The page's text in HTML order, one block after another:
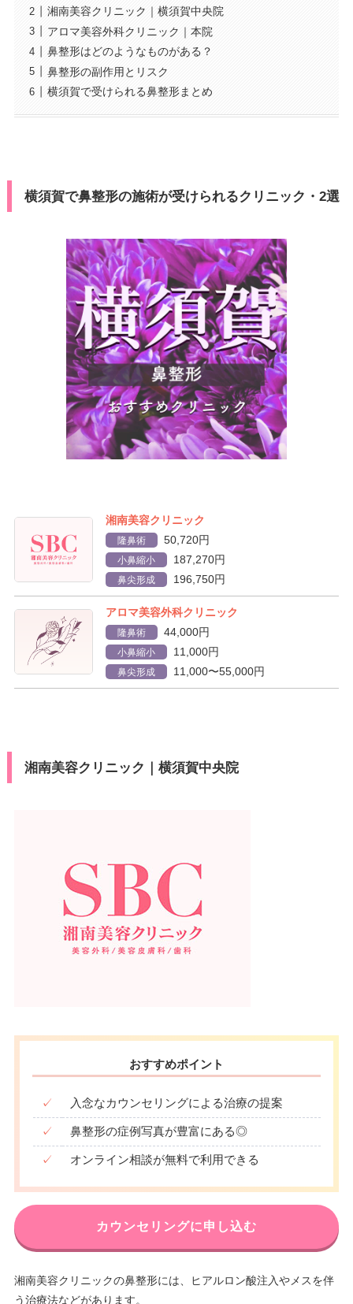
湘南美容クリニック｜横須賀中央院
アロマ美容外科クリニック｜本院
鼻整形はどのようなものがある？
鼻整形の副作用とリスク
横須賀で受けられる鼻整形まとめ
横須賀で鼻整形の施術が受けられるクリニック・2選
湘南美容クリニック
隆鼻術 50,720円
小鼻縮小 187,270円
鼻尖形成 196,750円
アロマ美容外科クリニック
隆鼻術 44,000円
小鼻縮小 11,000円
鼻尖形成 11,000〜55,000円
湘南美容クリニック｜横須賀中央院
おすすめポイント
✓ 入念なカウンセリングによる治療の提案
✓ 鼻整形の症例写真が豊富にある◎
✓ オンライン相談が無料で利用できる
カウンセリングに申し込む
湘南美容クリニックの鼻整形には、ヒアルロン酸注入やメスを伴
う治療法などがあります。